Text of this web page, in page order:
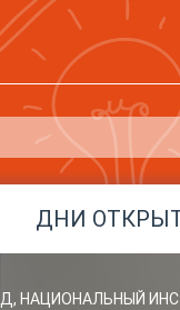
ДНИ
НАЦИОНАЛЬНЫЙ